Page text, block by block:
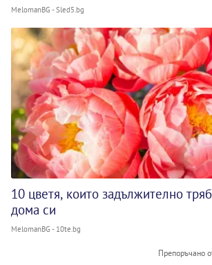
MelomanBG - Sled5.bg
10 цветя, които задължително
дома си
MelomanBG - 10te.bg
Препоръчано